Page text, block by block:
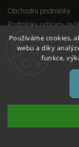
Používáme cookies,
webu a díky
funkce,
Obchodní podmínky
Podmínky ochrany
Reklamační řád
Copyright 2026